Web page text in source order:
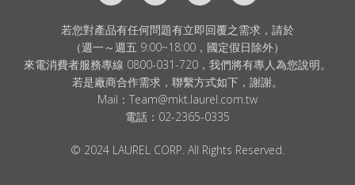
若您對產品有任何問題有立即回覆之需求，請於
（週一～週五 9:00~18:00，國定假日除外）
來電消費者服務專線 0800-031-720，我們將有專人為您說明。
若是廠商合作需求，聯繫方式如下，謝謝。
Mail： Team@mkt.laurel.com.tw
電話： 02-2365-0335
© 2024 LAUREL CORP. All Rights Reserved.